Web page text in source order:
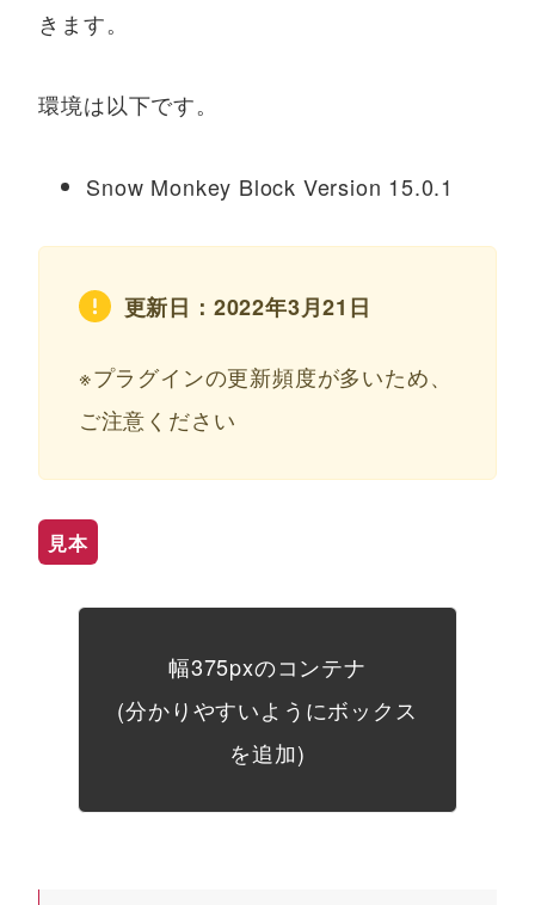
きます。
環境は以下です。
Snow Monkey Block Version 15.0.1
更新日：2022年3月21日
※プラグインの更新頻度が多いため、
ご注意ください
見本
幅375pxのコンテナ
(分かりやすいようにボックス
を追加)